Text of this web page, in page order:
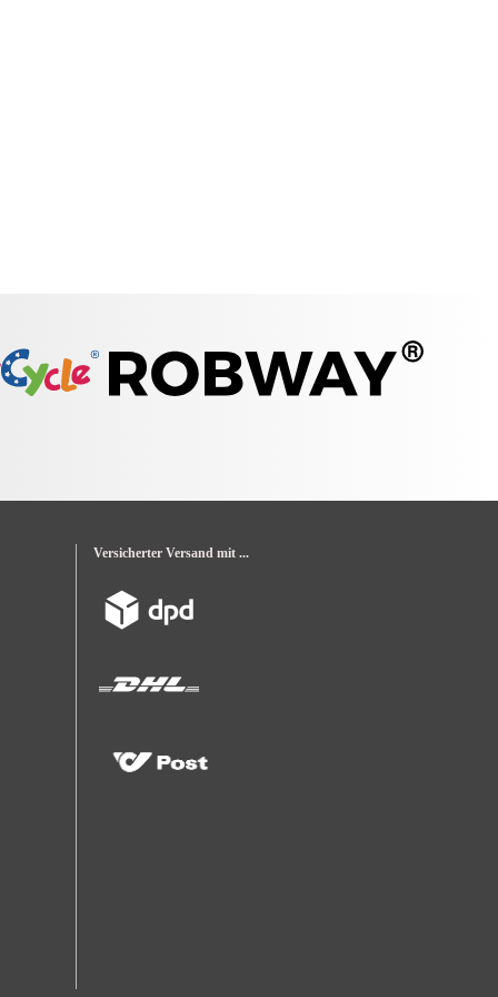
Versicherter Versand mit ...